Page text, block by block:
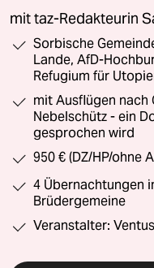
mit taz-Redakteurin
Sorbische
Lande, AfD-
Refugium für
mit Ausflügen nach
Nebelschütz - ein
gesprochen wird
950 € (DZ/HP/ohne
4 Übernachtungen
Brüdergemeine
Veranstalter: